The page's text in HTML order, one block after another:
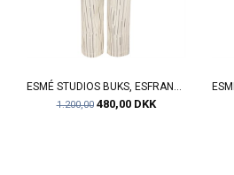
ESMÉ STUDIOS BUKS, ESFRANKIE PANTS, BUTTERCREAM
1.200,00480,00 DKK